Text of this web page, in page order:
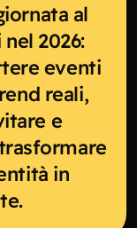
al
2026:
eventi
reali,
e
in